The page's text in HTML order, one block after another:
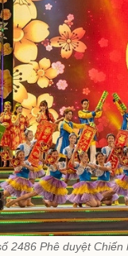
2486 Phê duyệt